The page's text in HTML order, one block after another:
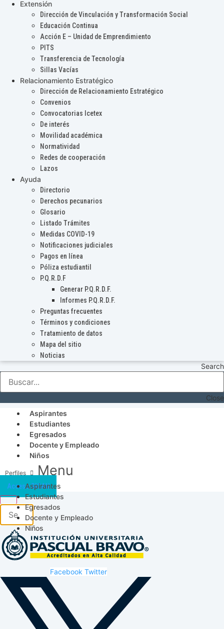
Extensión
Dirección de Vinculación y Transformación Social
Educación Continua
Acción E – Unidad de Emprendimiento
PITS
Transferencia de Tecnología
Sillas Vacías
Relacionamiento Estratégico
Dirección de Relacionamiento Estratégico
Convenios
Convocatorias Icetex
De interés
Movilidad académica
Normatividad
Redes de cooperación
Lazos
Ayuda
Directorio
Derechos pecunarios
Glosario
Listado Trámites
Medidas COVID-19
Notificaciones judiciales
Pagos en línea
Póliza estudiantil
P.Q.R.D.F
Generar P.Q.R.D.F.
Informes P.Q.R.D.F.
Preguntas frecuentes
Términos y condiciones
Tratamiento de datos
Mapa del sitio
Noticias
Search
Close
Aspirantes
Estudiantes
Egresados
Docente y Empleado
Niños
Menu
Aspirantes
Estudiantes
Egresados
Docente y Empleado
Niños
Acceso SICAU
Facebook Twitter